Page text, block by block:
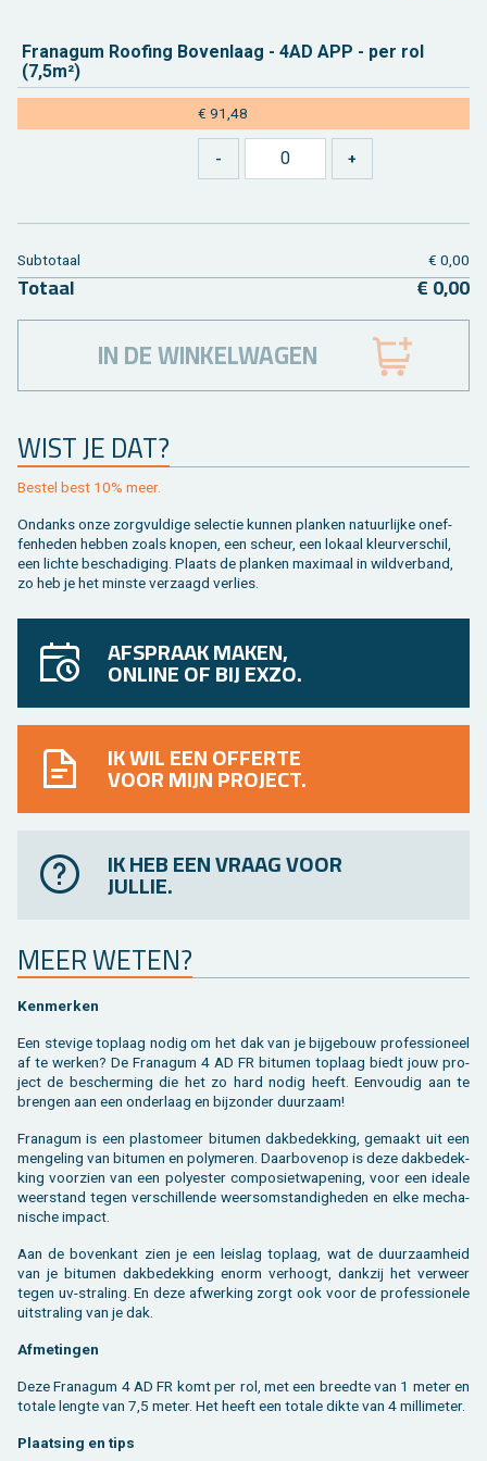
Fra­na­gum Roo­fing Bo­ven­laag - 4AD APP - per rol
(7,5m²)
€ 91,48
WIST JE DAT?
Be­stel best 10% meer.
On­danks onze zorg­vul­di­ge se­lec­tie kun­nen plan­ken na­tuur­lij­ke on­ef­
fen­he­den heb­ben zoals kno­pen, een scheur, een lo­kaal kleur­ver­schil,
een lich­te be­scha­di­ging. Plaats de plan­ken maxi­maal in wild­ver­band,
zo heb je het min­ste ver­zaagd ver­lies.
Sub­to­taal € 0,00
To­taal € 0,00
IN DE WINKELWAGEN
AFSPRAAK MAKEN,
ONLINE OF BIJ EXZO.
IK WIL EEN OFFERTE
VOOR MIJN PROJECT.
IK HEB EEN VRAAG VOOR
JULLIE.
MEER WETEN?
Ken­mer­ken
Een ste­vi­ge top­laag nodig om het dak van je bij­ge­bouw pro­fes­si­o­neel
af te wer­ken? De Fra­na­gum 4 AD FR bi­tu­men top­laag biedt jouw pro­
ject de be­scher­ming die het zo hard nodig heeft. Een­vou­dig aan te
bren­gen aan een on­der­laag en bij­zon­der duur­zaam!
Fra­na­gum is een plas­to­meer bi­tu­men dak­be­dek­king, ge­maakt uit een
men­ge­ling van bi­tu­men en po­ly­me­ren. Daar­bo­ven­op is deze dak­be­dek­
king voor­zien van een po­ly­es­ter com­po­siet­wa­pe­ning, voor een ide­a­le
weer­stand tegen ver­schil­len­de weers­om­stan­dig­he­den en elke me­cha­
ni­sche im­pact.
Aan de bo­ven­kant zien je een lei­s­lag top­laag, wat de duur­zaam­heid
van je bi­tu­men dak­be­dek­king enorm ver­hoogt, dank­zij het ver­weer
tegen uv-stra­ling. En deze af­wer­king zorgt ook voor de pro­fes­si­o­ne­le
uit­stra­ling van je dak.
Af­me­tin­gen
Deze Fra­na­gum 4 AD FR komt per rol, met een breed­te van 1 meter en
to­ta­le leng­te van 7,5 meter. Het heeft een to­ta­le dikte van 4 mil­li­me­ter.
Plaat­sing en tips